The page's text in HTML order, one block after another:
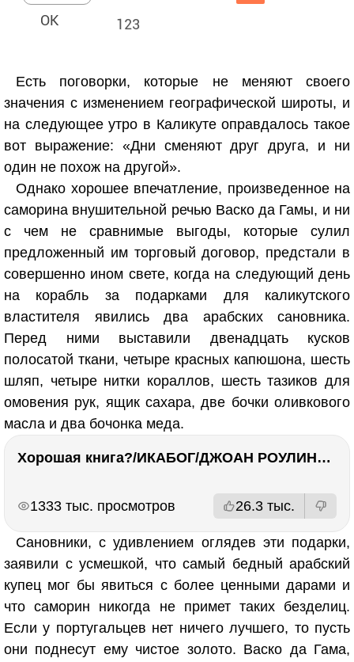
123
Есть поговорки, которые не меняют своего
значения с изменением географической широты, и
на следующее утро в Каликуте оправдалось такое
вот выражение: «Дни сменяют друг друга, и ни
один не похож на другой».
Однако хорошее впечатление, произведенное на
саморина внушительной речью Васко да Гамы, и ни
с чем не сравнимые выгоды, которые сулил
предложенный им торговый договор, предстали в
совершенно ином свете, когда на следующий день
на корабль за подарками для каликутского
властителя явились два арабских сановника.
Перед ними выставили двенадцать кусков
полосатой ткани, четыре красных капюшона, шесть
шляп, четыре нитки кораллов, шесть тазиков для
омовения рук, ящик сахара, две бочки оливкового
масла и два бочонка меда.
Хорошая книга?/ИКАБОГ/ДЖОАН РОУЛИНГ/Есть ли смысл покупать?
1333 тыс. просмотров 26.3 тыс.
Сановники, с удивлением оглядев эти подарки,
заявили с усмешкой, что самый бедный арабский
купец мог бы явиться с более ценными дарами и
что саморин никогда не примет таких безделиц.
Если у португальцев нет ничего лучшего, то пусть
они поднесут ему чистое золото. Васко да Гама,